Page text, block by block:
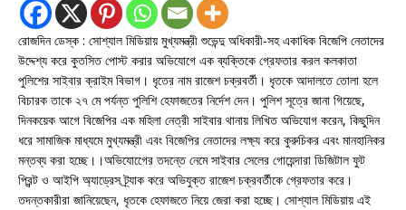
রোজদিন ডেস্ক : সোশ্যাল মিডিয়ায় মুখ্যমন্ত্রী শুভেন্দু অধিকারী-সহ একাধিক বিজেপি নেতাদের
উদ্দেশ্য করে কুতসিত পোস্ট করার অভিযোগে এক ব্যক্তিকে গ্রেফতার করল কলকাতা
পুলিশের সাইবার ক্রাইম বিভাগ। ধৃতের নাম রাজেশ চক্রবর্তী। ধৃতকে আদালতে তোলা হলে
বিচারক তাকে ২৭ মে পর্যন্ত পুলিশি হেফাজতের নির্দেশ দেন। পুলিশ সূত্রে জানা গিয়েছে,
দিনকয়েক আগে বিজেপির এক মহিলা নেত্রী সাইবার থানায় লিখিত অভিযোগ করেন, কিছুদিন
ধরে সামাজিক মাধ্যমে মুখ্যমন্ত্রী এবং বিজেপির নেতাদের লক্ষ্য করে কুরুচিকর এবং মানহানিকর
মন্তব্য করা হচ্ছে।।অভিযোগেের তদন্তে নেমে সাইবার সেলের গোয়েন্দারা ডিজিটাল ফুট
প্রিন্ট ও আইপি অ্যাড্রেস ট্র্যাক করে অভিযুক্ত রাজেশ চক্রবর্তীকে গ্রেফতার করে।
তদন্তকারীরা জানিয়েছেন, ধৃতকে হেফাজতে নিয়ে জেরা করা হচ্ছে। সোশ্যাল মিডিয়ায় এই